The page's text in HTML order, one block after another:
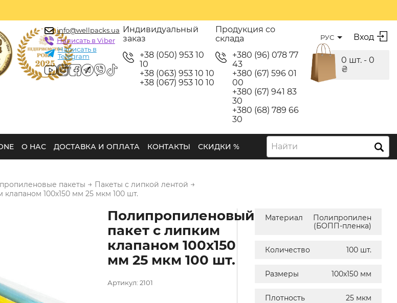
info@wellpacks.ua
Написать в Viber
Написать в
Telegram
Индивидуальный
заказ
+38 (050) 953 10
10
+38 (063) 953 10 10
+38 (067) 953 10 10
Продукция со
склада
+380 (96) 078 77
43
+380 (67) 596 01
00
+380 (67) 941 83
30
+380 (68) 789 66
30
РУС Вход
0 шт. - 0
₴
О НАС ДОСТАВКА И ОПЛАТА КОНТАКТЫ СКИДКИ % Найти
пакеты → Пакеты с липкой лентой →
100х150 мм 25 мкм 100 шт.
Полипропиленовый
пакет с липким
клапаном 100х150
мм 25 мкм 100 шт.
Артикул: 2101
Материал
Полипропилен
(БОПП-пленка)
Количество 100 шт.
Размеры 100х150 мм
Плотность 25 мкм